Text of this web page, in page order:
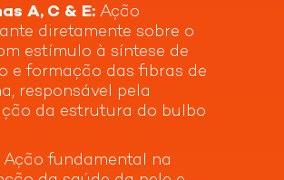
Force é o tratamento Darrow para
e com queda. Para uma
conheça a linha completa: Doctar
e Doctar Forcecaps Suplemento
e/ou com queda capilar OU cabelos
e/ou queda capilar.
comprovam:
uso
ao dia, em complemento a
equilibrada e um estilo de vida
recomendado: 3 meses. Uso
glúten.
ácido ascórbico,
bisglicinato ferroso, acetato de
A, C & E: Ação
diretamente sobre o
estímulo à síntese de
e formação das fibras de
responsável pela
da estrutura do bulbo
Ação fundamental na